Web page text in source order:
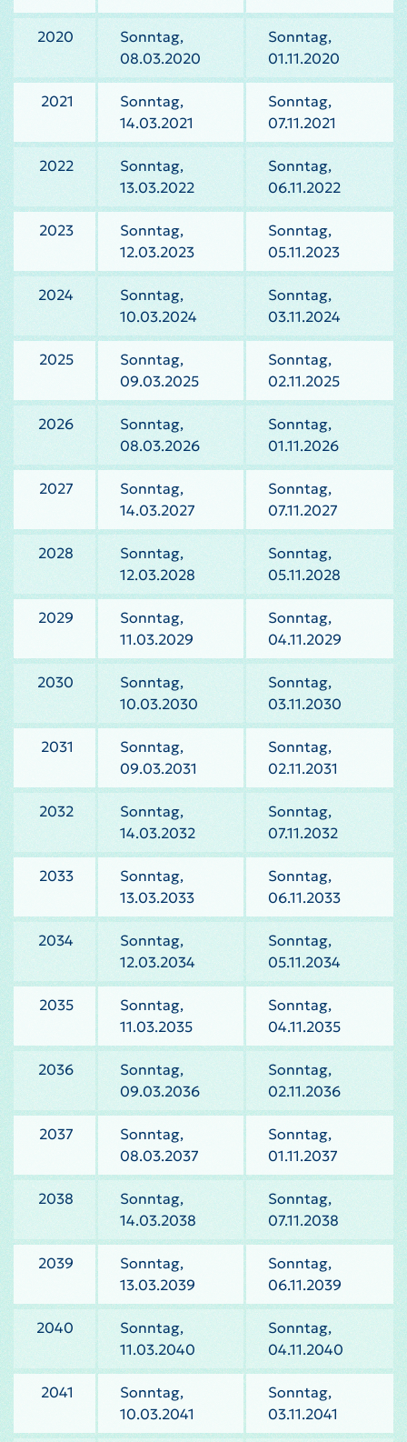
2020
Sonntag,
08.03.2020
Sonntag,
01.11.2020
2021
Sonntag,
14.03.2021
Sonntag,
07.11.2021
2022
Sonntag,
13.03.2022
Sonntag,
06.11.2022
2023
Sonntag,
12.03.2023
Sonntag,
05.11.2023
2024
Sonntag,
10.03.2024
Sonntag,
03.11.2024
2025
Sonntag,
09.03.2025
Sonntag,
02.11.2025
2026
Sonntag,
08.03.2026
Sonntag,
01.11.2026
2027
Sonntag,
14.03.2027
Sonntag,
07.11.2027
2028
Sonntag,
12.03.2028
Sonntag,
05.11.2028
2029
Sonntag,
11.03.2029
Sonntag,
04.11.2029
2030
Sonntag,
10.03.2030
Sonntag,
03.11.2030
2031
Sonntag,
09.03.2031
Sonntag,
02.11.2031
2032
Sonntag,
14.03.2032
Sonntag,
07.11.2032
2033
Sonntag,
13.03.2033
Sonntag,
06.11.2033
2034
Sonntag,
12.03.2034
Sonntag,
05.11.2034
2035
Sonntag,
11.03.2035
Sonntag,
04.11.2035
2036
Sonntag,
09.03.2036
Sonntag,
02.11.2036
2037
Sonntag,
08.03.2037
Sonntag,
01.11.2037
2038
Sonntag,
14.03.2038
Sonntag,
07.11.2038
2039
Sonntag,
13.03.2039
Sonntag,
06.11.2039
2040
Sonntag,
11.03.2040
Sonntag,
04.11.2040
2041
Sonntag,
10.03.2041
Sonntag,
03.11.2041